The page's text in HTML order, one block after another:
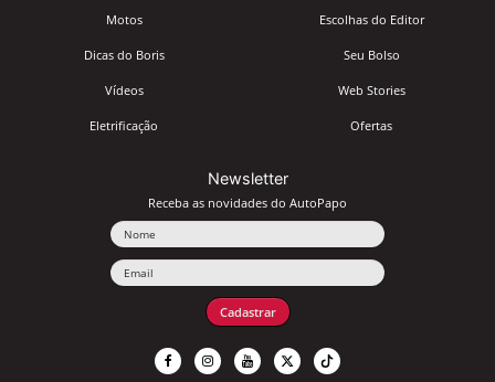
Motos
Dicas do Boris
Vídeos
Eletrificação
Escolhas do Editor
Seu Bolso
Web Stories
Ofertas
Newsletter
Receba as novidades do AutoPapo
Cadastrar